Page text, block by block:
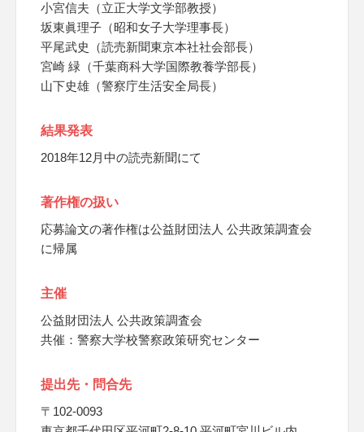
小宮信夫（立正大学文学部教授）
坂東眞理子（昭和女子大学理事長）
平尾武史（読売新聞東京本社社会部長）
宮崎 緑（千葉商科大学国際教養学部長）
山下史雄（警察庁生活安全局長）
結果発表
2018年12月中の読売新聞にて
著作権の扱い
応募論文の著作権は公益財団法人 公共政策調査会
に帰属
主催
公益財団法人 公共政策調査会
共催：警察大学校警察政策研究センター
提出先・問合先
〒102-0093